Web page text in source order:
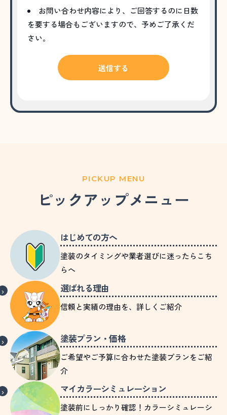
お問い合わせ内容により、ご回答するのに日数
を要する場合もございますので、予めご了承くだ
さい。
PICKUP MENU
ピックアップメニュー
はじめての方へ
塗装のタイミングや業者選びに迷ったらこち
らへ
選ばれる理由
信頼と実績の理由を、詳しくご紹介
塗装プラン・価格
ご希望やご予算に合わせた塗装プランをご紹
介
マイカラーシミュレーション
塗装前にしっかり確認！カラーシミュレーシ